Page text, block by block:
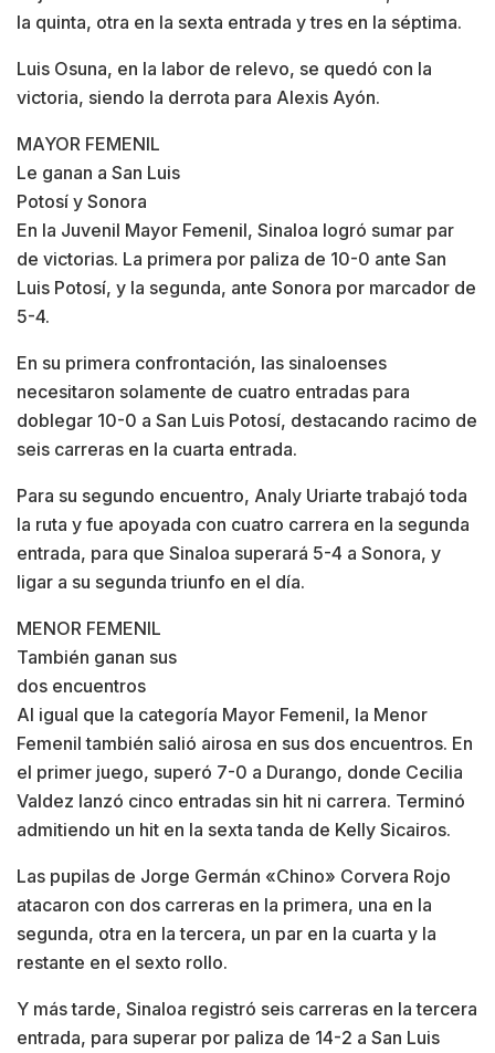
la quinta, otra en la sexta entrada y tres en la séptima.
Luis Osuna, en la labor de relevo, se quedó con la
victoria, siendo la derrota para Alexis Ayón.
MAYOR FEMENIL
Le ganan a San Luis
Potosí y Sonora
En la Juvenil Mayor Femenil, Sinaloa logró sumar par
de victorias. La primera por paliza de 10-0 ante San
Luis Potosí, y la segunda, ante Sonora por marcador de
5-4.
En su primera confrontación, las sinaloenses
necesitaron solamente de cuatro entradas para
doblegar 10-0 a San Luis Potosí, destacando racimo de
seis carreras en la cuarta entrada.
Para su segundo encuentro, Analy Uriarte trabajó toda
la ruta y fue apoyada con cuatro carrera en la segunda
entrada, para que Sinaloa superará 5-4 a Sonora, y
ligar a su segunda triunfo en el día.
MENOR FEMENIL
También ganan sus
dos encuentros
Al igual que la categoría Mayor Femenil, la Menor
Femenil también salió airosa en sus dos encuentros. En
el primer juego, superó 7-0 a Durango, donde Cecilia
Valdez lanzó cinco entradas sin hit ni carrera. Terminó
admitiendo un hit en la sexta tanda de Kelly Sicairos.
Las pupilas de Jorge Germán «Chino» Corvera Rojo
atacaron con dos carreras en la primera, una en la
segunda, otra en la tercera, un par en la cuarta y la
restante en el sexto rollo.
Y más tarde, Sinaloa registró seis carreras en la tercera
entrada, para superar por paliza de 14-2 a San Luis